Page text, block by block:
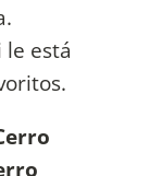
está